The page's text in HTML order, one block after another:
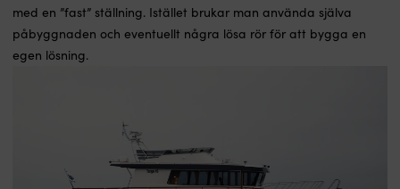
med en ”fast” ställning. Istället brukar man använda själva
påbyggnaden och eventuellt några lösa rör för att bygga en
egen lösning.